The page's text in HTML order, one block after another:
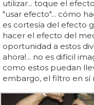
utilizar... toque el
"usar efecto"... cómo
es cortesía del efecto
hacer el efecto del
oportunidad a estos
ahora!... no es difícil
como estos puedan
embargo, el filtro en sí